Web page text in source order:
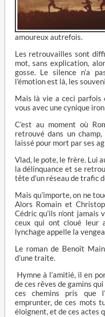
amoureux autrefois.
Les retrouvailles sont
mot, sans explication,
gosse. Le silence n’a
l’émotion est là, les
Mais là vie a ceci parfois
vous avec une cynique
C’est au moment où
retrouvé dans un
laissé pour mort par ses
Vlad, le pote, le frère. Lui
la délinquance et se
tête d’un réseau de trafic
Mais qu’importe, on ne
Alors Romain et
Cédric qu’ils n’ont
ceux qui ont cloué leur
lynchage appelle la
Le roman de Benoît
d’une traite.
Hymne à l’amitié, il en
de ces rêves de gamins
ces chemins pris que
emprunter, de ces mots
éloignent, et de ces actes